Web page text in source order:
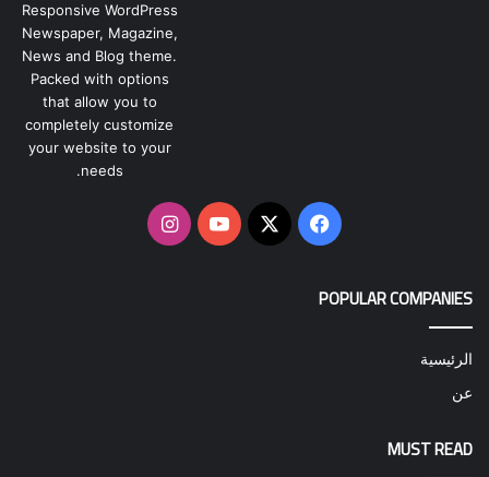
Responsive WordPress
Newspaper, Magazine,
News and Blog theme.
Packed with options
that allow you to
completely customize
your website to your
needs.
فيسبوك
‫X
‫YouTubeانستقرام
POPULAR COMPANIES
الرئيسية
عن
MUST READ